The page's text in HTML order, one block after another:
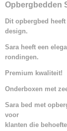
Opbergbedden
Dit opbergbed
design.
Sara heeft een
rondingen.
Premium kwaliteit!
Onderboxen met
Sara bed met
voor
klanten die